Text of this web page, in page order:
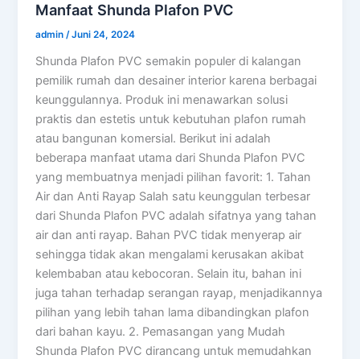
Manfaat Shunda Plafon PVC
admin/Juni 24, 2024
Shunda Plafon PVC semakin populer di kalangan
pemilik rumah dan desainer interior karena berbagai
keunggulannya. Produk ini menawarkan solusi
praktis dan estetis untuk kebutuhan plafon rumah
atau bangunan komersial. Berikut ini adalah
beberapa manfaat utama dari Shunda Plafon PVC
yang membuatnya menjadi pilihan favorit: 1. Tahan
Air dan Anti Rayap Salah satu keunggulan terbesar
dari Shunda Plafon PVC adalah sifatnya yang tahan
air dan anti rayap. Bahan PVC tidak menyerap air
sehingga tidak akan mengalami kerusakan akibat
kelembaban atau kebocoran. Selain itu, bahan ini
juga tahan terhadap serangan rayap, menjadikannya
pilihan yang lebih tahan lama dibandingkan plafon
dari bahan kayu. 2. Pemasangan yang Mudah
Shunda Plafon PVC dirancang untuk memudahkan